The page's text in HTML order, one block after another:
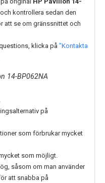
kontrollera sedan den
att se om gränssnittet och
klicka på "Kontakta
14-BP062NA
på
som förbrukar mycket
som möjligt.
såsom om man använder
att snabba på